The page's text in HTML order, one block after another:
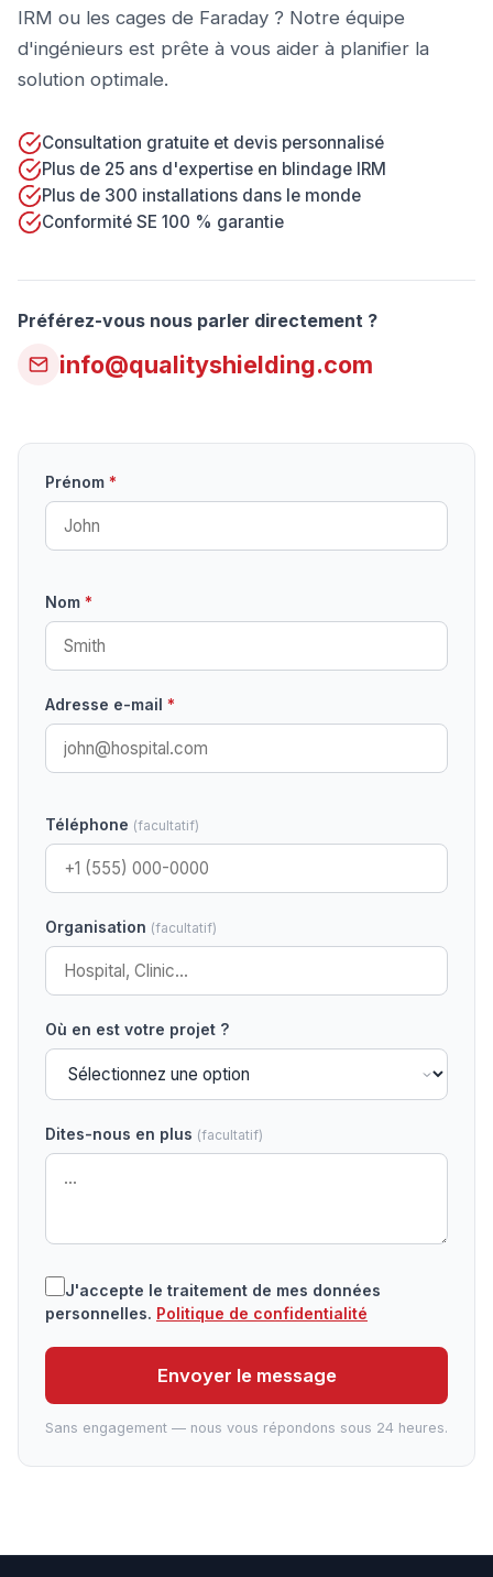
IRM ou les cages de Faraday ? Notre équipe
d'ingénieurs est prête à vous aider à planifier la
solution optimale.
Consultation gratuite et devis personnalisé
Plus de 25 ans d'expertise en blindage IRM
Plus de 300 installations dans le monde
Conformité SE 100 % garantie
Préférez-vous nous parler directement ?
info@qualityshielding.com
Prénom *
Nom *
Adresse e-mail *
Téléphone (facultatif)
Organisation (facultatif)
Où en est votre projet ?
Dites-nous en plus (facultatif)
J'accepte le traitement de mes données
personnelles. Politique de confidentialité
Envoyer le message
Sans engagement — nous vous répondons sous 24 heures.